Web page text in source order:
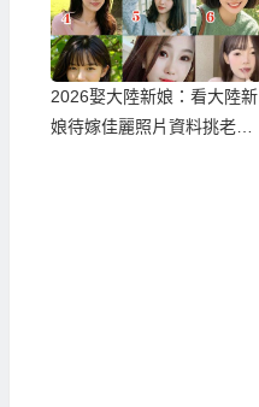
2026娶大陸新娘：看大陸新
娘待嫁佳麗照片資料挑老